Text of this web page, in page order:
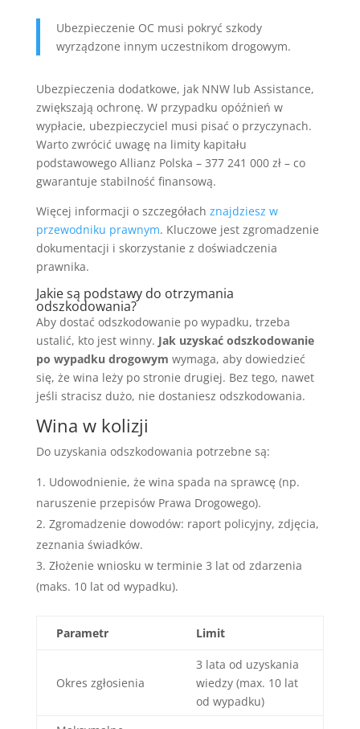
Ubezpieczenie OC musi pokryć szkody
wyrządzone innym uczestnikom drogowym.
Ubezpieczenia dodatkowe, jak NNW lub Assistance,
zwiększają ochronę. W przypadku opóźnień w
wypłacie, ubezpieczyciel musi pisać o przyczynach.
Warto zwrócić uwagę na limity kapitału
podstawowego Allianz Polska – 377 241 000 zł – co
gwarantuje stabilność finansową.
Więcej informacji o szczegółach znajdziesz w
przewodniku prawnym. Kluczowe jest zgromadzenie
dokumentacji i skorzystanie z doświadczenia
prawnika.
Jakie są podstawy do otrzymania
odszkodowania?
Aby dostać odszkodowanie po wypadku, trzeba
ustalić, kto jest winny. Jak uzyskać odszkodowanie
po wypadku drogowym wymaga, aby dowiedzieć
się, że wina leży po stronie drugiej. Bez tego, nawet
jeśli stracisz dużo, nie dostaniesz odszkodowania.
Wina w kolizji
Do uzyskania odszkodowania potrzebne są:
Udowodnienie, że wina spada na sprawcę (np.
naruszenie przepisów Prawa Drogowego).
Zgromadzenie dowodów: raport policyjny, zdjęcia,
zeznania świadków.
Złożenie wniosku w terminie 3 lat od zdarzenia
(maks. 10 lat od wypadku).
Parametr Limit
Okres zgłosienia
3 lata od uzyskania
wiedzy (max. 10 lat
od wypadku)